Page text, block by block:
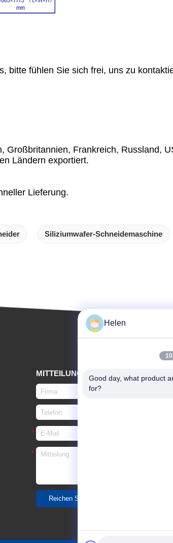
bitte fühlen Sie sich frei, uns zu
Großbritannien, Frankreich, Russland,
Ländern exportiert.
Lieferung.
Siliziumwafer-Schneidemaschine
MITTEILUNG
Reichen Sie ein
Helen
Good day, what product
for?